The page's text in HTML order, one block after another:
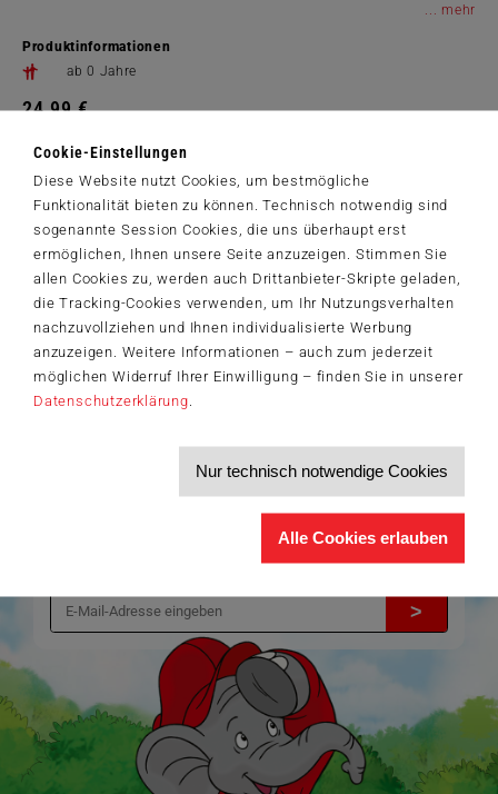
Cookie-Einstellungen
Diese Website nutzt Cookies, um bestmögliche
Funktionalität bieten zu können. Technisch notwendig sind
sogenannte Session Cookies, die uns überhaupt erst
ermöglichen, Ihnen unsere Seite anzuzeigen. Stimmen Sie
allen Cookies zu, werden auch Drittanbieter-Skripte geladen,
die Tracking-Cookies verwenden, um Ihr Nutzungsverhalten
nachzuvollziehen und Ihnen individualisierte Werbung
anzuzeigen. Weitere Informationen – auch zum jederzeit
möglichen Widerruf Ihrer Einwilligung – finden Sie in unserer
Datenschutzerklärung
Nur technisch notwendige Cookies
Alle Cookies erlauben
...
Produktinformationen
ab 0 Jahre
24,99 €
Artikelnummer: 42826
Der Schmidt-Spiele-Newsletter
Jetzt anmelden und 5€ Willkommensrabatt sichern
Bleiben Sie auf dem Laufenden zu Neuheiten, Trends und aktuellen
Willkommensgutschein in Höhe von 5€ für Ihren nächsten Einkauf im
Schmidt-Spiele-Shop.
Informationen zu Veranstaltungen und Aktionen
Service-Informationen, z.B. zur Ersatzteilversorgung
Ich möchte den Schmidt-Spiele-Newsletter erhalten. Die Abmeldung ist
>